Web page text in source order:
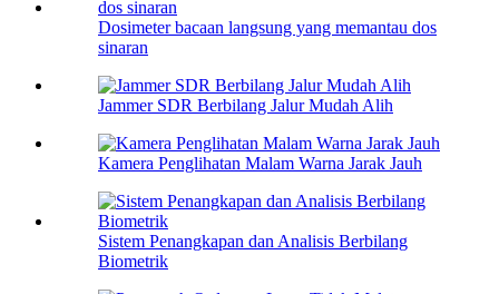
Dosimeter bacaan langsung yang memantau dos
sinaran
Jammer SDR Berbilang Jalur Mudah Alih
Kamera Penglihatan Malam Warna Jarak Jauh
Sistem Penangkapan dan Analisis Berbilang
Biometrik